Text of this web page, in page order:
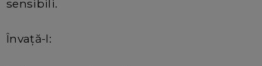
sensibili.
Învață-l: